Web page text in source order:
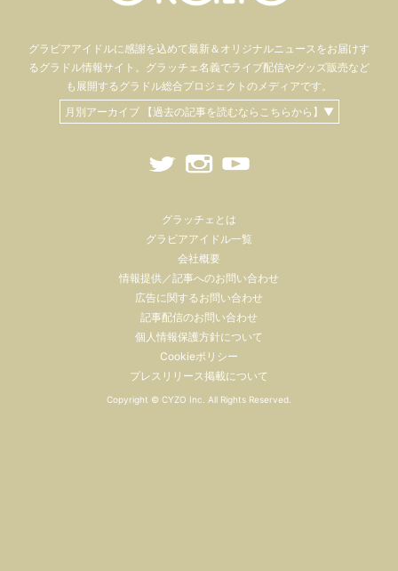
グラビアアイドルに感謝を込めて最新＆オリジナルニュースをお届けす
るグラドル情報サイト。 グラッチェ名義でライブ配信やグッズ販売など
も 展開するグラドル総合プロジェクトのメディアです。
月別アーカイブ 【過去の記事を読むならこちらから】▼
グラッチェとは
グラビアアイドル一覧
会社概要
情報提供／記事へのお問い合わせ
広告に関するお問い合わせ
記事配信のお問い合わせ
個人情報保護方針について
Cookieポリシー
プレスリリース掲載について
Copyright © CYZO Inc. All Rights Reserved.